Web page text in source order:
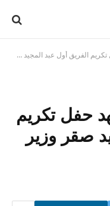
عبد المجيد صقر وزير الدفاع السابق
حفل تكريم
صقر وزير